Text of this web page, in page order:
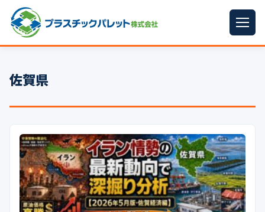
パレットサイズ
プラパレット ▼
コンテナ ▼
中古パレット
再生原料 ▼
佐賀県